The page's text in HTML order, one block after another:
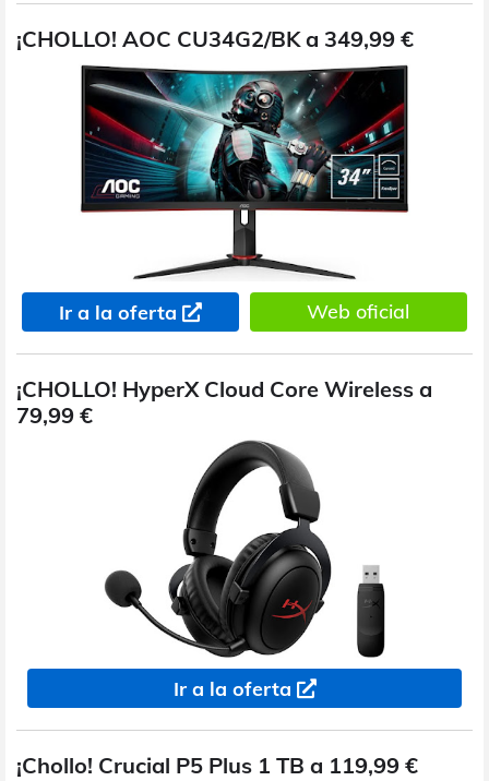
¡CHOLLO! AOC CU34G2/BK a 349,99 €
Ir a la oferta Web oficial
¡CHOLLO! HyperX Cloud Core Wireless a
79,99 €
Ir a la oferta
¡Chollo! Crucial P5 Plus 1 TB a 119,99 €